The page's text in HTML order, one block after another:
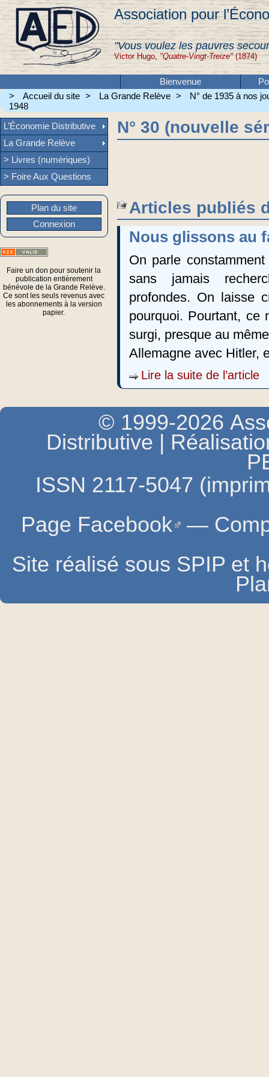
Association pour
"Vous voulez les pauvres
Victor Hugo, "Quatre-Vingt-Treize"(1874)
Bienvenue
>
Accueil du site > La Grande Relève >
N° de 1935 à nos
1948
N° 30 (nouvelle
Articles publiés
Nous glissons au
On parle
sans jamais
profondes. On laisse
pourquoi. Pourtant, ce
surgi, presque au
Allemagne avec Hitler,
Lire la suite de l’article
L’Économie Distributive
La Grande Relève
> Livres (numériques)
> Foire Aux Questions
Plan du site
Connexion
Faire un don pour soutenir la
publication entièrement
bénévole de la Grande Relève.
Ce sont les seuls revenus avec
les abonnements à la version
papier.
© 1999-2026
Distributive |
ISSN 2117-5047
Page Facebook —
Site réalisé sous SPIP et